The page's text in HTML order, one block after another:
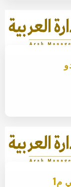
م1